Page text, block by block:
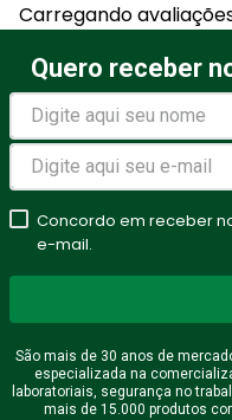
Avalie o produto
estrelas
★★★★★
Seu nome
Endereço de email
Carregando
Quero receber
Concordo em receber
e-mail.
São mais de 30 anos de
especializada na
laboratoriais, segurança no
mais de 15.000 produtos